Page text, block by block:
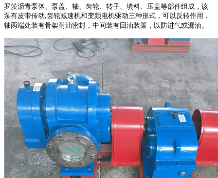
罗茨沥青泵体、泵盖、轴、齿轮、转子、填料、压盖等部件组成，该
泵有皮带传动,齿轮减速机和变频电机驱动三种形式，可以反转作用，
轴两端处装有骨架耐油密封，中间装有回油装置，以防进气或漏油。